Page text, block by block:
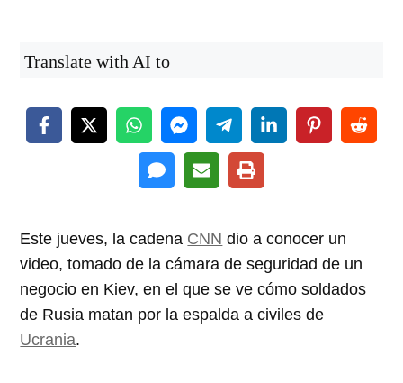
Translate with AI to
Este jueves, la cadena CNN dio a conocer un
video, tomado de la cámara de seguridad de un
negocio en Kiev, en el que se ve cómo soldados
de Rusia matan por la espalda a civiles de
Ucrania.